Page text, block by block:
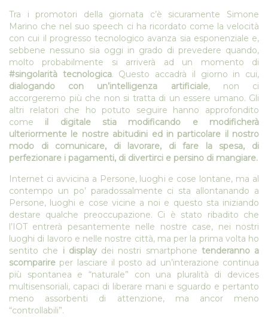
Tra i promotori della giornata c’è sicuramente Simone
Marino che nel suo speech ci ha ricordato come la velocità
con cui il progresso tecnologico avanza sia esponenziale e,
sebbene nessuno sia oggi in grado di prevedere quando,
molto probabilmente si arriverà ad un momento di
#singolarità tecnologica. Questo accadrà il giorno in cui,
dialogando con un’intelligenza artificiale, non ci
accorgeremo più che non si tratta di un essere umano. Gli
altri relatori che ho potuto seguire hanno approfondito
come il digitale stia modificando e modificherà
ulteriormente le nostre abitudini ed in particolare il nostro
modo di comunicare, di lavorare, di fare la spesa, di
perfezionare i pagamenti, di divertirci e persino di mangiare.
Internet ci avvicina a Persone, luoghi e cose lontane, ma al
contempo un po’ paradossalmente ci sta allontanando a
Persone, luoghi e cose vicine a noi e questo sta iniziando
destare qualche preoccupazione. Ci è stato ribadito che
l’IOT entrerà pesantemente nelle nostre case, nei nostri
luoghi di lavoro e nelle nostre città, ma per la prima volta ho
sentito che i displaydei nostri smartphone tenderanno a
scomparire per lasciare il posto ad un’interazione continua
più spontanea e “naturale” con una pluralità di devices
multisensoriali, capaci di liberare mani e sguardo e pertanto
meno assorbenti di attenzione, ma ancor meno
“controllabili”.